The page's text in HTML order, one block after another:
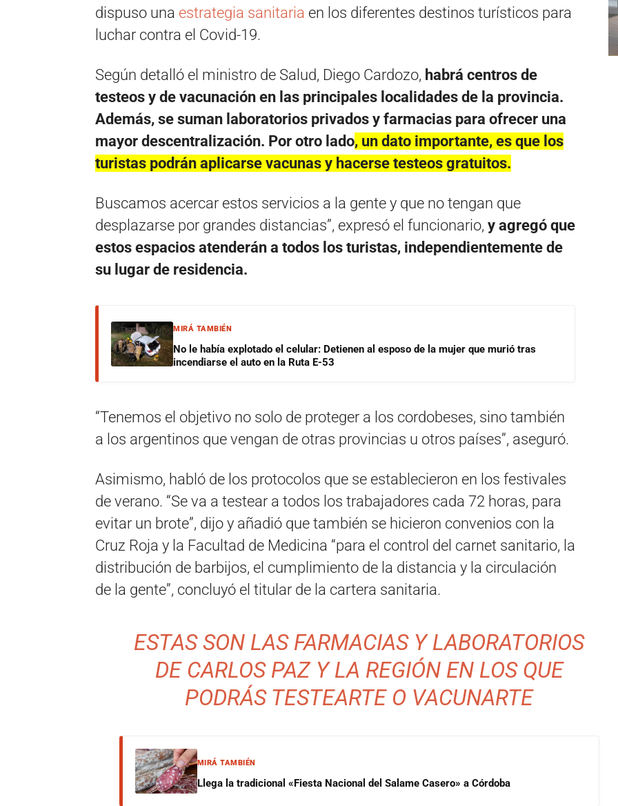
dispuso una estrategia sanitaria en los diferentes destinos turísticos para
luchar contra el Covid-19.
Según detalló el ministro de Salud, Diego Cardozo, habrá centros de
testeos y de vacunación en las principales localidades de la provincia.
Además, se suman laboratorios privados y farmacias para ofrecer una
mayor descentralización. Por otro lado, un dato importante, es que los
turistas podrán aplicarse vacunas y hacerse testeos gratuitos.
Buscamos acercar estos servicios a la gente y que no tengan que
desplazarse por grandes distancias”, expresó el funcionario, y agregó que
estos espacios atenderán a todos los turistas, independientemente de
su lugar de residencia.
MIRÁ TAMBIÉN
No le había explotado el celular: Detienen al esposo de la mujer que murió tras
incendiarse el auto en la Ruta E-53
“Tenemos el objetivo no solo de proteger a los cordobeses, sino también
a los argentinos que vengan de otras provincias u otros países”, aseguró.
Asimismo, habló de los protocolos que se establecieron en los festivales
de verano. “Se va a testear a todos los trabajadores cada 72 horas, para
evitar un brote”, dijo y añadió que también se hicieron convenios con la
Cruz Roja y la Facultad de Medicina “para el control del carnet sanitario, la
distribución de barbijos, el cumplimiento de la distancia y la circulación
de la gente”, concluyó el titular de la cartera sanitaria.
ESTAS SON LAS FARMACIAS Y LABORATORIOS
DE CARLOS PAZ Y LA REGIÓN EN LOS QUE
PODRÁS TESTEARTE O VACUNARTE
MIRÁ TAMBIÉN
Llega la tradicional «Fiesta Nacional del Salame Casero» a Córdoba